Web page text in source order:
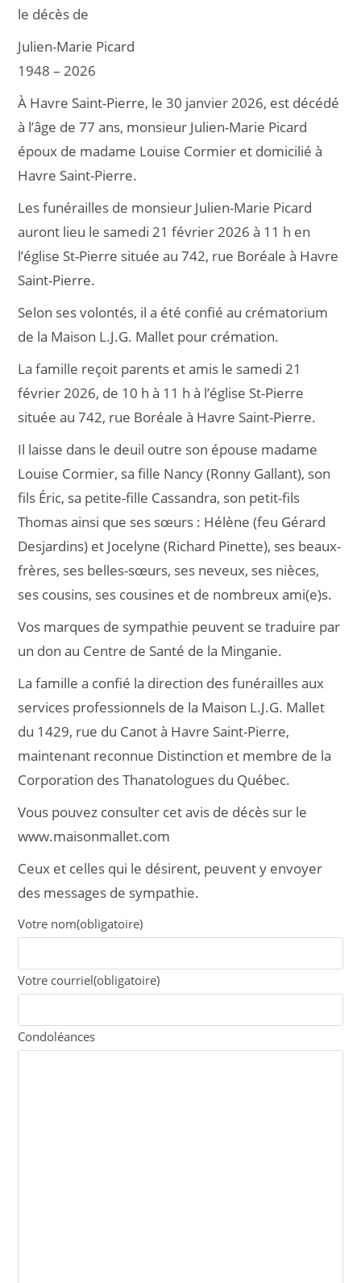
le décès de
Julien-Marie Picard
1948 – 2026
À Havre Saint-Pierre, le 30 janvier 2026, est décédé
à l’âge de 77 ans, monsieur Julien-Marie Picard
époux de madame Louise Cormier et domicilié à
Havre Saint-Pierre.
Les funérailles de monsieur Julien-Marie Picard
auront lieu le samedi 21 février 2026 à 11 h en
l’église St-Pierre située au 742, rue Boréale à Havre
Saint-Pierre.
Selon ses volontés, il a été confié au crématorium
de la Maison L.J.G. Mallet pour crémation.
La famille reçoit parents et amis le samedi 21
février 2026, de 10 h à 11 h à l’église St-Pierre
située au 742, rue Boréale à Havre Saint-Pierre.
Il laisse dans le deuil outre son épouse madame
Louise Cormier, sa fille Nancy (Ronny Gallant), son
fils Éric, sa petite-fille Cassandra, son petit-fils
Thomas ainsi que ses sœurs : Hélène (feu Gérard
Desjardins) et Jocelyne (Richard Pinette), ses beaux-
frères, ses belles-sœurs, ses neveux, ses nièces,
ses cousins, ses cousines et de nombreux ami(e)s.
Vos marques de sympathie peuvent se traduire par
un don au Centre de Santé de la Minganie.
La famille a confié la direction des funérailles aux
services professionnels de la Maison L.J.G. Mallet
du 1429, rue du Canot à Havre Saint-Pierre,
maintenant reconnue Distinction et membre de la
Corporation des Thanatologues du Québec.
Vous pouvez consulter cet avis de décès sur le
www.maisonmallet.com
Ceux et celles qui le désirent, peuvent y envoyer
des messages de sympathie.
Votre nom(obligatoire)
Votre courriel(obligatoire)
Condoléances